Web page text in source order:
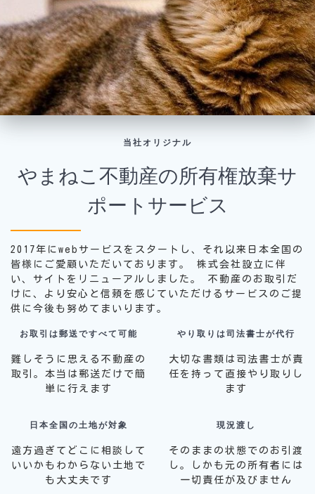
当社オリジナル
やまねこ不動産の所有権放棄サ
ポートサービス
2017年にwebサービスをスタートし、それ以来日本全国の
皆様にご愛顧いただいております。
株式会社設立に伴
い、サイトをリニューアルしました。
不動産のお取引だ
けに、より安心と信頼を感じていただけるサービスのご提
供に今後も努めてまいります。
お取引は郵送ですべて可能
難しそうに思える不動産の
取引。本当は郵送だけで簡
単に行えます
やり取りは司法書士が代行
大切な書類は司法書士が責
任を持って直接やり取りし
ます
日本全国の土地が対象
遠方過ぎてどこに相談して
いいかもわからない土地で
も大丈夫です
現況渡し
そのままの状態でのお引渡
し。しかも元の所有者には
一切責任が及びません